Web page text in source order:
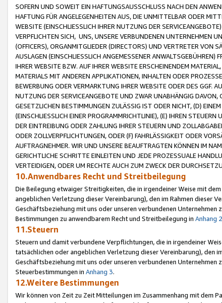
SOFERN UND SOWEIT EIN HAFTUNGSAUSSCHLUSS NACH DEN
HAFTUNG FÜR ANGELEGENHEITEN AUS, DIE UNMITTELBAR ODER
WEBSITE (EINSCHLIESSLICH IHRER NUTZUNG DER
VERPFLICHTEN SICH, UNS, UNSERE VERBUNDENEN UNTERNEHMEN
(OFFICERS), ORGANMITGLIEDER (DIRECTORS) UND VERTRETER VON
AUSLAGEN (EINSCHLIESSLICH ANGEMESSENER
IHRER WEBSITE BZW. AUF IHRER WEBSITE ERSCHEINENDEM
MATERIALS MIT ANDEREN APPLIKATIONEN, INHALTEN ODER
BEWERBUNG ODER VERMARKTUNG IHRER WEBSITE ODER DES GGF.
NUTZUNG DER SERVICEANGEBOTE UND ZWAR UNABHÄNGIG
GESETZLICHEN BESTIMMUNGEN ZULÄSSIG IST ODER NICHT, (D)
(EINSCHLIESSLICH EINER PROGRAMMRICHTLINIE), (E) IHREN
DER EINTREIBUNG ODER ZAHLUNG IHRER STEUERN UND
ODER ZOLLVERPFLICHTUNGEN, ODER (F) FAHRLÄSSIGKEIT ODER
AUFTRAGNEHMER. WIR UND UNSERE BEAUFTRAGTEN KÖNNEN IM
GERICHTLICHE SCHRITTE EINLEITEN UND JEDE PROZESSUALE
VERTEIDIGEN, ODER UM RECHTE AUCH ZUM ZWECK DER
10.Anwendbares Recht und Streitbeilegung
Die Beilegung etwaiger Streitigkeiten, die in irgendeiner Weise mit
angeblichen Verletzung dieser Vereinbarung), den im Rahmen dieser
Geschäftsbeziehung mit uns oder unseren verbundenen
Bestimmungen zu anwendbarem Recht und Streitbeilegung in Anhang 2
11.Steuern
Steuern und damit verbundene Verpflichtungen, die in irgendeiner
tatsächlichen oder angeblichen Verletzung dieser Vereinbarung), den
Geschäftsbeziehung mit uns oder unseren verbundenen
Steuerbestimmungen in Anhang 3.
12.Weitere Bestimmungen
Wir können von Zeit zu Zeit Mitteilungen im Zusammenhang mit dem